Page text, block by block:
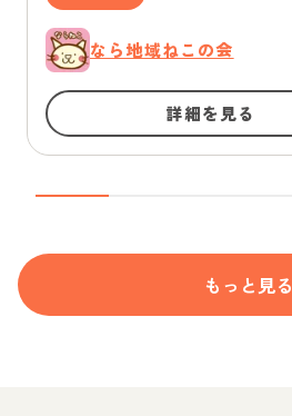
なら地域ねこの会
詳細を見る
もっと見る